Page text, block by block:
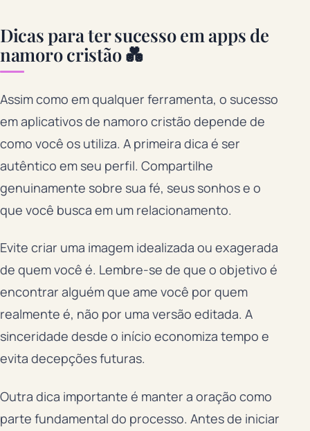
Dicas para ter sucesso em apps de
namoro cristão 💑
Assim como em qualquer ferramenta, o sucesso
em aplicativos de namoro cristão depende de
como você os utiliza. A primeira dica é ser
autêntico em seu perfil. Compartilhe
genuinamente sobre sua fé, seus sonhos e o
que você busca em um relacionamento.
Evite criar uma imagem idealizada ou exagerada
de quem você é. Lembre-se de que o objetivo é
encontrar alguém que ame você por quem
realmente é, não por uma versão editada. A
sinceridade desde o início economiza tempo e
evita decepções futuras.
Outra dica importante é manter a oração como
parte fundamental do processo. Antes de iniciar